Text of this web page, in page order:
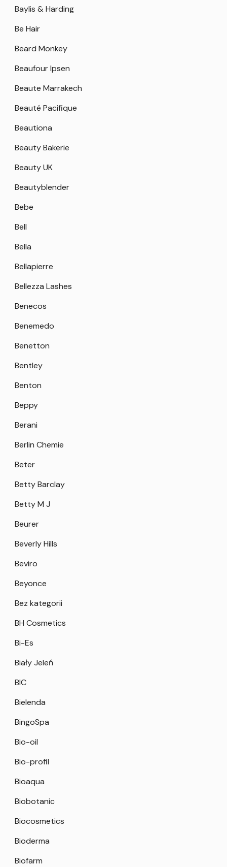
Baylis & Harding
Be Hair
Beard Monkey
Beaufour Ipsen
Beaute Marrakech
Beauté Pacifique
Beautiona
Beauty Bakerie
Beauty UK
Beautyblender
Bebe
Bell
Bella
Bellapierre
Bellezza Lashes
Benecos
Benemedo
Benetton
Bentley
Benton
Beppy
Berani
Berlin Chemie
Beter
Betty Barclay
Betty M J
Beurer
Beverly Hills
Beviro
Beyonce
Bez kategorii
BH Cosmetics
Bi-Es
Biały Jeleń
BIC
Bielenda
BingoSpa
Bio-oil
Bio-profil
Bioaqua
Biobotanic
Biocosmetics
Bioderma
Biofarm